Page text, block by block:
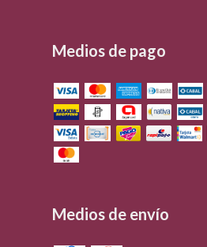
Medios de pago
Medios de envío